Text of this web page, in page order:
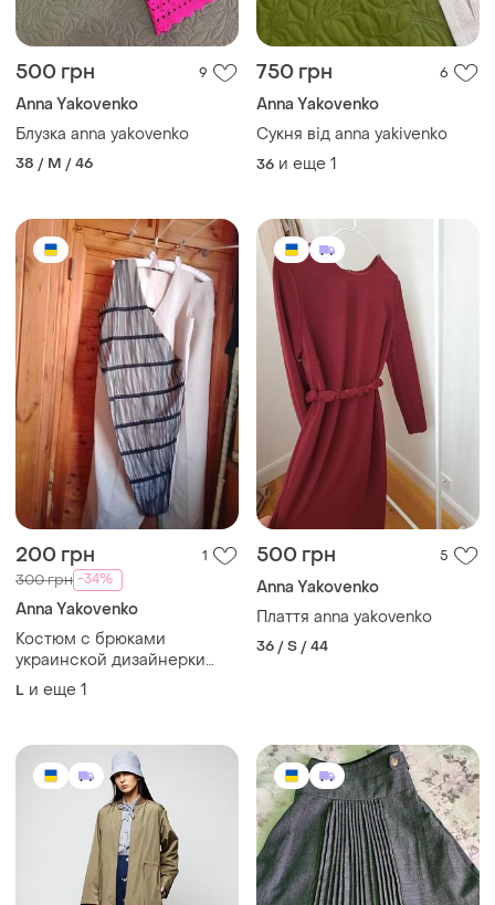
500 грн 9
Anna Yakovenko
Блузка anna yakovenko
38 / M / 46
750 грн 6
Anna Yakovenko
Сукня від anna yakivenko
36 и еще 1
200 грн 1
300 грн -34%
Anna Yakovenko
Костюм с брюками
украинской дизайнерки
анны яковенко
L и еще 1
500 грн 5
Anna Yakovenko
Плаття anna yakovenko
36 / S / 44